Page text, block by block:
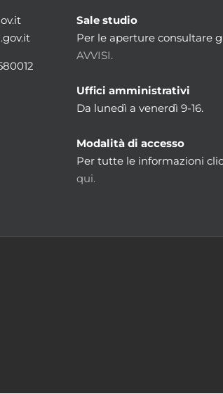
Sale studio
Per le aperture consultare
AVVISI.
Uffici amministrativi
Da lunedì a venerdì 9-16.
Modalità di accesso
Per tutte le informazioni
qui.